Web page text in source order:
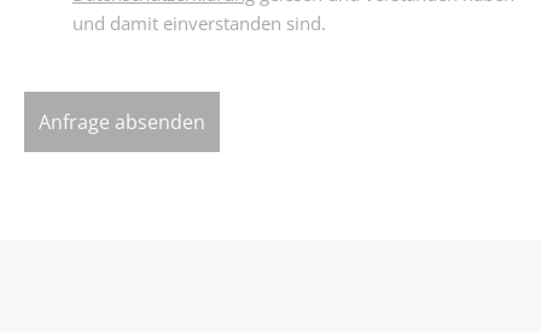
und damit einverstanden sind.